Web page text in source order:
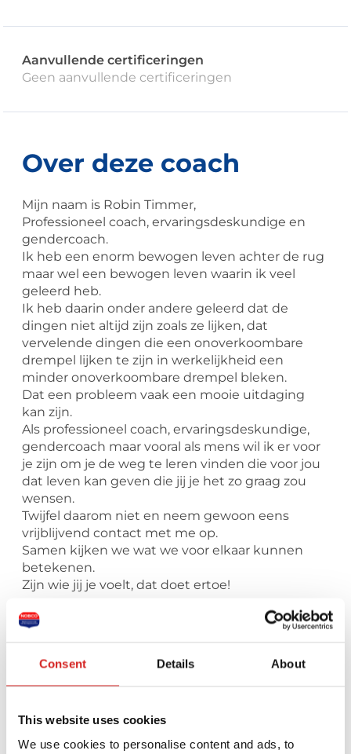
Consent Details About
This website uses cookies
We use cookies to personalise content and ads, to
Aanvullende certificeringen
Geen aanvullende certificeringen
Over deze coach
Mijn naam is Robin Timmer,
Professioneel coach, ervaringsdeskundige en
gendercoach.
Ik heb een enorm bewogen leven achter de rug
maar wel een bewogen leven waarin ik veel
geleerd heb.
Ik heb daarin onder andere geleerd dat de
dingen niet altijd zijn zoals ze lijken, dat
vervelende dingen die een onoverkoombare
drempel lijken te zijn in werkelijkheid een
minder onoverkoombare drempel bleken.
Dat een probleem vaak een mooie uitdaging
kan zijn.
Als professioneel coach, ervaringsdeskundige,
gendercoach maar vooral als mens wil ik er voor
je zijn om je de weg te leren vinden die voor jou
dat leven kan geven die jij je het zo graag zou
wensen.
Twijfel daarom niet en neem gewoon eens
vrijblijvend contact met me op.
Samen kijken we wat we voor elkaar kunnen
betekenen.
Zijn wie jij je voelt, dat doet ertoe!
Je e-mailadres *